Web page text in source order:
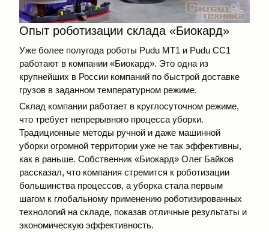
Опыт роботизации склада «Биокард»
Уже более полугода роботы Pudu МТ1 и Pudu СС1
работают в компании «Биокард». Это одна из
крупнейших в России компаний по быстрой доставке
грузов в заданном температурном режиме.
Склад компании работает в круглосуточном режиме,
что требует непрерывного процесса уборки.
Традиционные методы ручной и даже машинной
уборки огромной территории уже не так эффективны,
как в раньше. Собственник «Биокард» Олег Байков
рассказал, что компания стремится к роботизации
большинства процессов, а уборка стала первым
шагом к глобальному применению роботизированных
технологий на складе, показав отличные результаты и
экономическую эффективность.